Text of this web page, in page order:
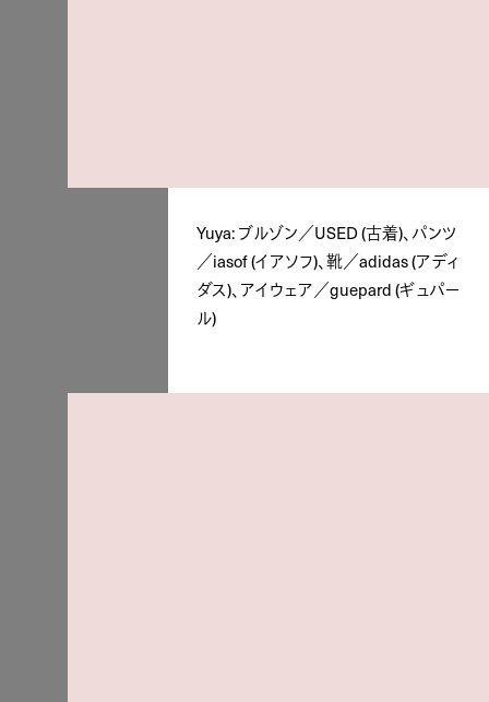
Yuya: ブルゾン／USED (古着)、パンツ
／iasof (イアソフ)、靴／adidas (アディ
ダス)、アイウェア／guepard (ギュパー
ル)